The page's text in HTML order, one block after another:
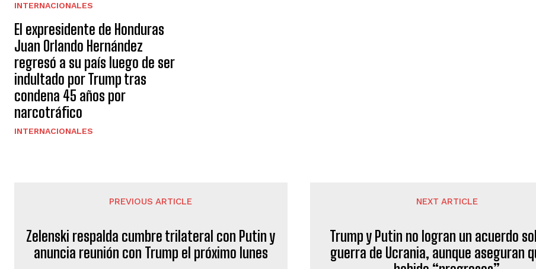
INTERNACIONALES
El expresidente de Honduras
Juan Orlando Hernández
regresó a su país luego de ser
indultado por Trump tras
condena 45 años por
narcotráfico
INTERNACIONALES
PREVIOUS ARTICLE
Zelenski respalda cumbre trilateral con Putin y
anuncia reunión con Trump el próximo lunes
NEXT ARTICLE
Trump y Putin no logran un acuerdo
guerra de Ucrania, aunque aseguran